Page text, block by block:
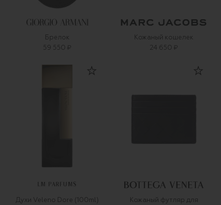
Брелок
59 550 ₽
Кожаный кошелек
24 650 ₽
LM PARFUMS
Духи Veleno Dore (100ml)
Кожаный футляр для